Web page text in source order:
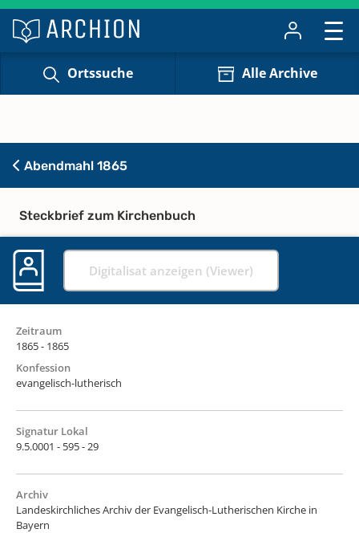
Ortssuche Alle Archive
Abendmahl 1865
Steckbrief zum Kirchenbuch
Digitalisat anzeigen (Viewer)
Zeitraum
1865 - 1865
Konfession
evangelisch-lutherisch
Signatur Lokal
9.5.0001 - 595 - 29
Archiv
Landeskirchliches Archiv der Evangelisch-Lutherischen Kirche in
Bayern